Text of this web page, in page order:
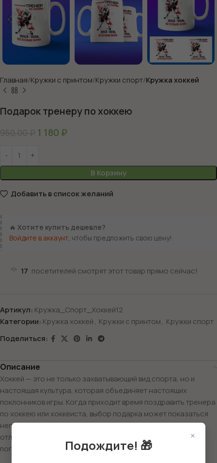
Главная Кружки с принтом Кружки спорт Кружка хоккей
Подарок тренеру по хоккею
950,00₽ 1 180 ₽
В Корзину
Добавить в список желаний
🔥 Хотите купить дешевле?
Войдите в аккаунт , чтобы предложить свою цену!
17 посетителей смотрят этот товар прямо сейчас!
Артикул: Кружка_Спорт_Хоккей12
Категории: Кружка хоккей, Кружки с принтом, Кружки спорт
Поделиться:
Описание
Хоккей — это не только захватывающий вид спорта, но и
настоящая культура, которая объединяет настоящих
поклонников игры. Когда приходит время поздравить тренера
по хоккею или хоккеиста, выбор подарка может показаться
непростой задачей. Однако, кружка с принтом становится
отличным решением, которое порадует любого мужчину,
погруженного в хоккейные страсти.
×
Подождите! 🎁